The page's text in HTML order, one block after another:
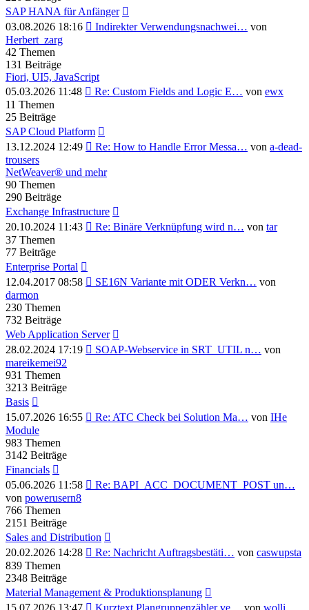
SAP HANA für Anfänger
03.08.2026 18:16
Neuester
Indirekter Verwendungsnachwei… von
Herbert_zarg
42 Themen
131 Beiträge
Fiori, UI5, JavaScript
05.03.2026 11:48
Neuester
Re: Custom Fields and Logic E… von ewx
11 Themen
25 Beiträge
SAP Cloud Platform
13.12.2024 12:49
Neuester
Re: How to Handle Error Messa… von a-dead-
trousers
NetWeaver® und mehr
90 Themen
290 Beiträge
Exchange Infrastructure
20.10.2024 11:43
Neuester
Re: Binäre Verknüpfung wird n… von tar
37 Themen
77 Beiträge
Enterprise Portal
12.04.2017 08:58
Neuester
SE16N Variante mit ODER Verkn… von
darmon
230 Themen
732 Beiträge
Web Application Server
28.02.2024 17:19
Neuester
SOAP-Webservice in SRT_UTIL n… von
mareikemei92
931 Themen
3213 Beiträge
Basis
15.07.2026 16:55
Neuester
Re: ATC Check bei Solution Ma… von IHe
Module
983 Themen
3142 Beiträge
Financials
05.06.2026 11:58
Neuester
Re: BAPI_ACC_DOCUMENT_POST un…
von powerusern8
766 Themen
2151 Beiträge
Sales and Distribution
20.02.2026 14:28
Neuester
Re: Nachricht Auftragsbestäti… von caswupsta
839 Themen
2348 Beiträge
Material Management & Produktionsplanung
15.07.2026 13:47
Neuester
Kurztext Plangruppenzähler ve… von wolli